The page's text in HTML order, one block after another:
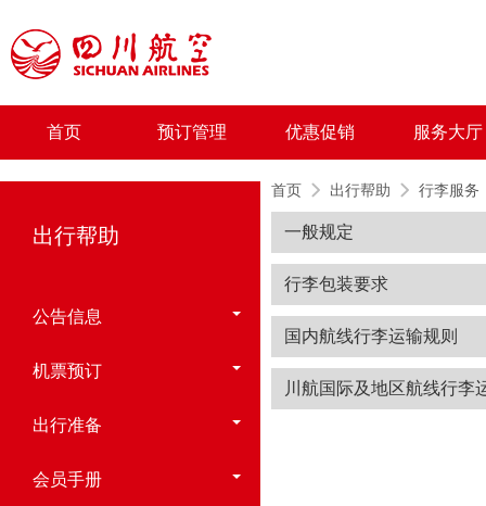
首页 预订管理 优惠促销 服务大厅
出行帮助
公告信息
机票预订
出行准备
会员手册
首页 出行帮助 行李服务
一般规定
行李包装要求
国内航线行李运输规则
川航国际及地区航线行李